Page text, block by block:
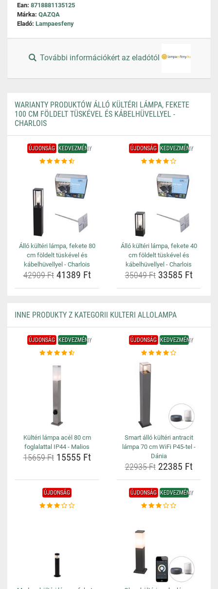
Ean: 8718881135125
Márka: QAZQA
Eladó: Lampaesfeny
További információkért az eladótól
WARIANTY PRODUKTÓW ÁLLÓ KÜLTÉRI LÁMPA, FEKETE
100 CM FÖLDELT TÜSKÉVEL ÉS KÁBELHÜVELLYEL -
CHARLOIS
ÚJDONSÁG KEDVEZMÉNY
Álló kültéri lámpa, fekete 80
cm földelt tüskével és
kábelhüvellyel - Charlois
42909 Ft41389 Ft
ÚJDONSÁG KEDVEZMÉNY
Álló kültéri lámpa, fekete 40
cm földelt tüskével és
kábelhüvellyel - Charlois
35049 Ft33585 Ft
INNE PRODUKTY Z KATEGORII KULTERI ALLOLAMPA
ÚJDONSÁG KEDVEZMÉNY
Kültéri lámpa acél 80 cm
foglalattal IP44 - Malios
15659 Ft15555 Ft
ÚJDONSÁG KEDVEZMÉNY
Smart álló kültéri antracit
lámpa 70 cm WiFi P45-tel -
Dánia
22935 Ft22385 Ft
ÚJDONSÁG ÚJDONSÁG KEDVEZMÉNY